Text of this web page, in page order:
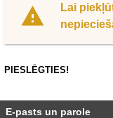
Lai
PIESLĒGTIES!
E-pasts un parole